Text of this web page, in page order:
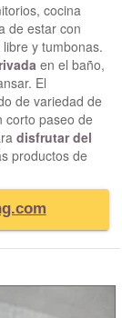
cocina
de estar con
y tumbonas.
en el baño,
El
de variedad de
corto paseo de
disfrutar del
productos de